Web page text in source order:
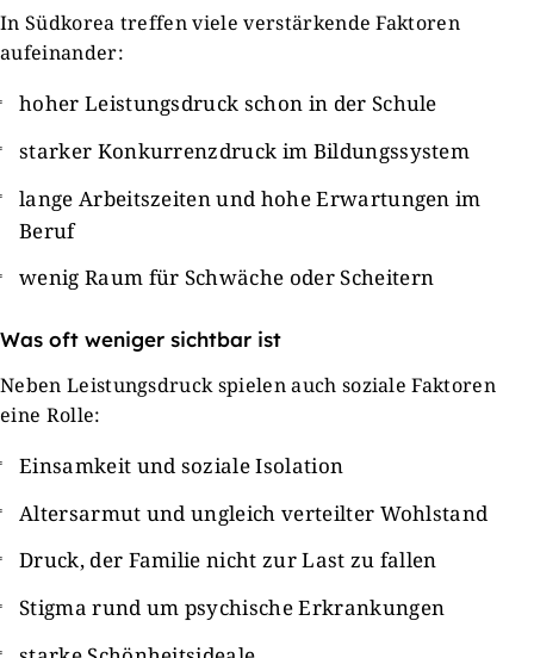
In Südkorea treffen viele verstärkende Faktoren
aufeinander:
hoher Leistungsdruck schon in der Schule
starker Konkurrenzdruck im Bildungssystem
lange Arbeitszeiten und hohe Erwartungen im
Beruf
wenig Raum für Schwäche oder Scheitern
Was oft weniger sichtbar ist
Neben Leistungsdruck spielen auch soziale Faktoren
eine Rolle:
Einsamkeit und soziale Isolation
Altersarmut und ungleich verteilter Wohlstand
Druck, der Familie nicht zur Last zu fallen
Stigma rund um psychische Erkrankungen